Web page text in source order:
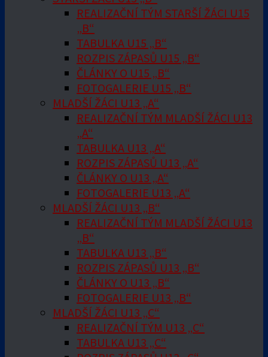
REALIZAČNÍ TÝM STARŠÍ ŽÁCI U15
„B“
TABULKA U15 „B“
ROZPIS ZÁPASŮ U15 „B“
ČLÁNKY O U15 „B“
FOTOGALERIE U15 „B“
MLADŠÍ ŽÁCI U13 „A“
REALIZAČNÍ TÝM MLADŠÍ ŽÁCI U13
„A“
TABULKA U13 „A“
ROZPIS ZÁPASŮ U13 „A“
ČLÁNKY O U13 „A“
FOTOGALERIE U13 „A“
MLADŠÍ ŽÁCI U13 „B“
REALIZAČNÍ TÝM MLADŠÍ ŽÁCI U13
„B“
TABULKA U13 „B“
ROZPIS ZÁPASŮ U13 „B“
ČLÁNKY O U13 „B“
FOTOGALERIE U13 „B“
MLADŠÍ ŽÁCI U13 „C“
REALIZAČNÍ TÝM U13 „C“
TABULKA U13 „C“